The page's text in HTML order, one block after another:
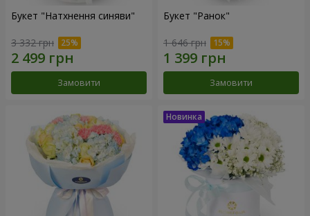
Букет "Натхнення синяви"
3 332 грн
Замовити
Букет "Ранок"
1 646 грн
Замовити